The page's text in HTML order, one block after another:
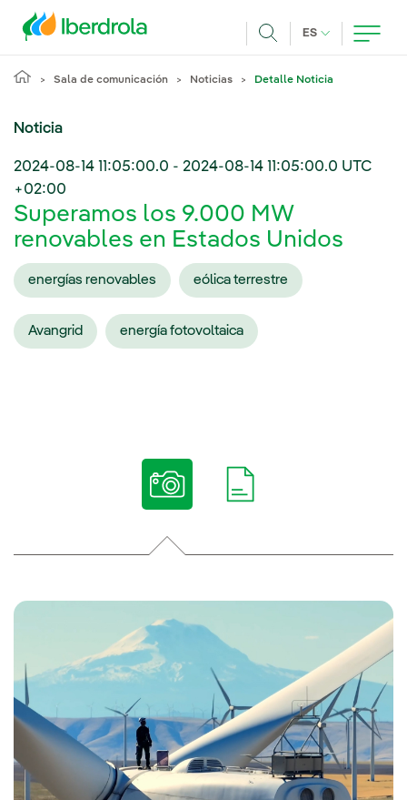
ES IDIOMA
Sala de comunicación Noticias Detalle Noticia
Noticia
2024-08-14 11:05:00.0 - 2024-08-14 11:05:00.0 UTC
+02:00
Superamos los 9.000 MW
renovables en Estados Unidos
energías renovables eólica terrestre
Avangrid energía fotovoltaica